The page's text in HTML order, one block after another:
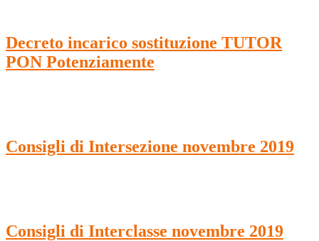
Decreto incarico sostituzione TUTOR
PON Potenziamente
Consigli di Intersezione novembre 2019
Consigli di Interclasse novembre 2019